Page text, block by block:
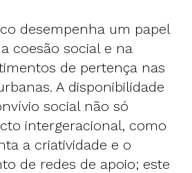
desempenha um papel
coesão social e na
de pertença nas
A disponibilidade
social não só
intergeracional, como
a criatividade e o
de redes de apoio; este